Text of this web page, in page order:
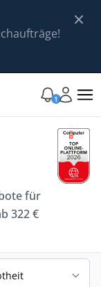
1
für
322 €